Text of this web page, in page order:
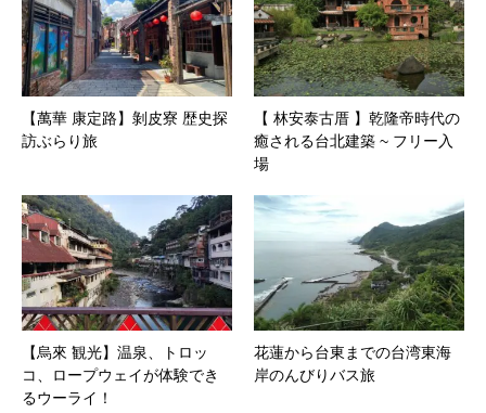
【萬華 康定路】剝皮寮 歴史探
訪ぶらり旅
【 林安泰古厝 】乾隆帝時代の
癒される台北建築 ~ フリー入
場
【烏來 観光】温泉、トロッ
コ、ロープウェイが体験でき
るウーライ！
花蓮から台東までの台湾東海
岸のんびりバス旅